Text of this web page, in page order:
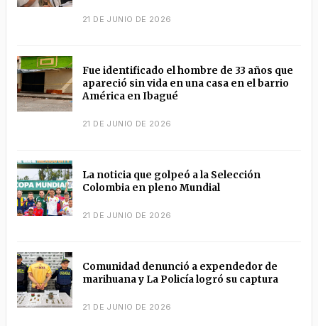
21 DE JUNIO DE 2026
Fue identificado el hombre de 33 años que
apareció sin vida en una casa en el barrio
América en Ibagué
21 DE JUNIO DE 2026
La noticia que golpeó a la Selección
Colombia en pleno Mundial
21 DE JUNIO DE 2026
Comunidad denunció a expendedor de
marihuana y La Policía logró su captura
21 DE JUNIO DE 2026